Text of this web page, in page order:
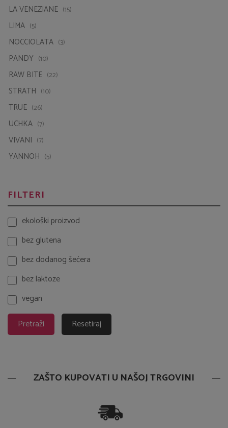
LA VENEZIANE (15)
LIMA (5)
NOCCIOLATA (3)
PANDY (10)
RAW BITE (22)
STRATH (10)
TRUE (26)
UCHKA (7)
VIVANI (7)
YANNOH (5)
FILTERI
ekološki proizvod
bez glutena
bez dodanog šećera
bez laktoze
vegan
Pretraži
Resetiraj
ZAŠTO KUPOVATI U NAŠOJ TRGOVINI